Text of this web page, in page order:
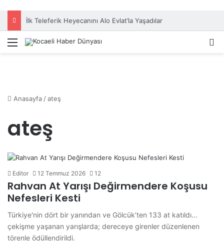
İlk Teleferik Heyecanını Alo Evlat’la Yaşadılar
Menü
Anasayfa /ateş
ateş
Editor 12 Temmuz 2026 12
Rahvan At Yarışı Değirmendere Koşusu
Nefesleri Kesti
Türkiye'nin dört bir yanından ve Gölcük’ten 133 at katıldı...
çekişme yaşanan yarışlarda; dereceye girenler düzenlenen
törenle ödüllendirildi.